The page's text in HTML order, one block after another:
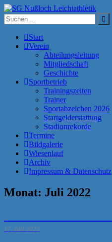
Zum
Inhalt
springen
SG Nußloch Leichtathletik
Suche
nach:
Start
Verein
Abteilungsleitung
Mitgliedschaft
Geschichte
Sportbetrieb
Trainingszeiten
Trainer
Sportabzeichen 2026
Startgelderstattung
Stadionrekorde
Termine
Bildgalerie
Wiesenlauf
Archiv
Impressum & Datenschutz
Monat: Juli 2022
17. Juli 2022